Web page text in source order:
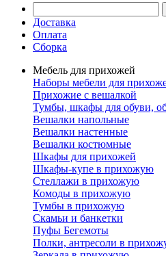
Доставка
Оплата
Сборка
Мебель для прихожей
Наборы мебели для
Прихожие с вешалкой
Тумбы, шкафы для обуви,
Вешалки напольные
Вешалки настенные
Вешалки костюмные
Шкафы для прихожей
Шкафы-купе в прихожую
Стеллажи в прихожую
Комоды в прихожую
Тумбы в прихожую
Скамьи и банкетки
Пуфы Бегемоты
Полки, антресоли в